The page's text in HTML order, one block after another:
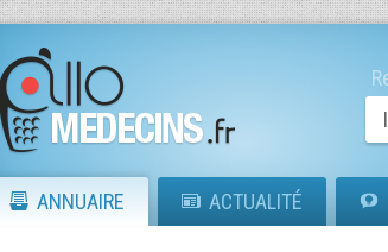
ANNUAIRE ACTUALITÉ